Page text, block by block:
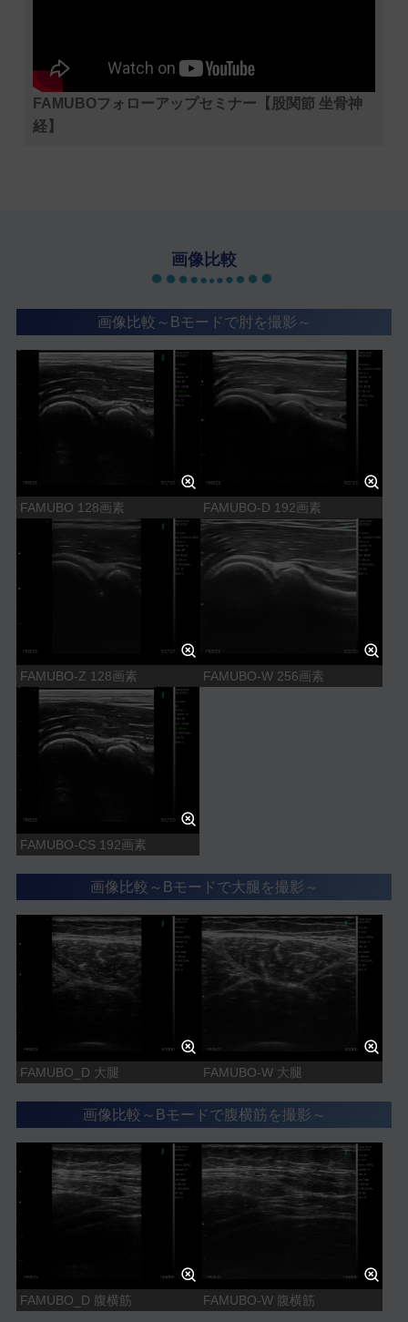
FAMUBOフォローアップセミナー【股関節 坐骨神
経】
画像比較
画像比較～Bモードで肘を撮影～
FAMUBO 128画素 FAMUBO-D 192画素
FAMUBO-Z 128画素 FAMUBO-W 256画素
FAMUBO-CS 192画素
画像比較～Bモードで大腿を撮影～
FAMUBO_D 大腿 FAMUBO-W 大腿
画像比較～Bモードで腹横筋を撮影～
FAMUBO_D 腹横筋 FAMUBO-W 腹横筋